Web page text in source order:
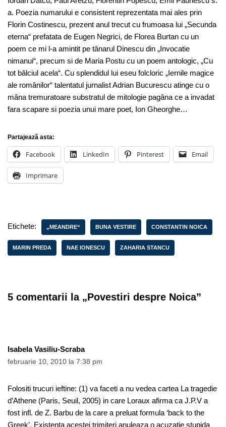
a. Poezia numarului e consistent reprezentata mai ales prin
Florin Costinescu, prezent anul trecut cu frumoasa lui „Secunda
eterna“ prefatata de Eugen Negrici, de Florea Burtan cu un
poem ce mi l-a amintit pe tânarul Dinescu din „Invocatie
nimanui“, precum si de Maria Postu cu un poem antologic, „Cu
tot bâlciul acela“. Cu splendidul lui eseu folcloric „Iernile magice
ale românilor“ talentatul jurnalist Adrian Bucurescu atinge cu o
mâna tremuratoare substratul de mitologie pagâna ce a invadat
fara scapare si poezia unui mare poet, Ion Gheorghe…
Partajează asta:
Facebook LinkedIn Pinterest Email
Imprimare
Etichete: „MEANDRE“ BUNA VESTIRE CONSTANTIN NOICA
MARIN PREDA NAE IONESCU ZAHARIA STANCU
5 comentarii la „Povestiri despre Noica”
Isabela Vasiliu-Scraba
februarie 10, 2010 la 7:38 pm
Folositi trucuri ieftine: (1) va faceti a nu vedea cartea La tragedie
d’Athene (Paris, Seuil, 2005) in care Loraux afirma ca J.P.V a
fost infl. de Z. Barbu de la care a preluat formula ‘back to the
Greek’. Existenta acestei trimiteri anuleaza o acuzatie stupida